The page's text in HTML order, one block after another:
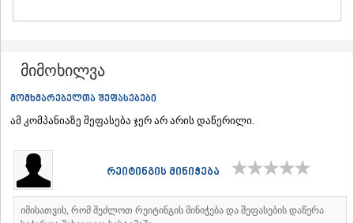
ᲖᲣᲒᲓᲘᲓᲘ
ᲛᲐᲠᲢᲕᲘᲚᲘ
ᲛᲔᲡᲢᲘᲐ
ᲤᲝᲗᲘ
ᲬᲐᲚᲔᲜᲯᲘᲮᲐ
ᲮᲝᲑᲘ
ᲐᲜᲐᲙᲚᲘᲐ
ᲡᲐᲛᲪᲮᲔ–ᲯᲐᲕᲐᲮᲔᲗᲘ
მიმოხილვა
მომხმარებელთა შეფასებები
ამ კომპანიაზე შეფასება ჯერ არ არის დაწერილი.
რეიტინგის მინიჭება
იმისათვის, რომ შეძლოთ რეიტინგის მინიჭება და შეფასების დაწერა